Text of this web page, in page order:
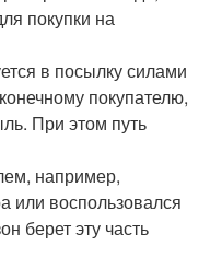
покупки на
в посылку силами
покупателю,
При этом путь
например,
или воспользовался
берет эту часть